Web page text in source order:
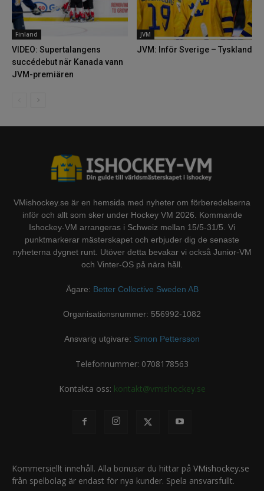
Finland
VIDEO: Supertalangens
succédebut när Kanada vann
JVM-premiären
JVM
JVM: Inför Sverige – Tyskland
VMishockey.se är en hemsida med nyheter om förberedelserna
inför och allt som sker under Hockey VM 2026. Kommande
Ishockey-VM arrangeras i Schweiz mellan 15/5-31/5. Vi
punktmarkerar mästerskapet och erbjuder dig de senaste
nyheterna dygnet runt. Utöver detta bevakar vi också Junior-VM
och Vinter-OS på nära håll.
Ägare: Better Collective Sweden AB
Organisationsnummer: 556992-1082
Ansvarig utgivare: Simon Pettersson
Telefonnummer: 0708178563
Kontakta oss: kontakt@vmishockey.se
Kommersiellt innehåll. Alla bonusar du hittar på VMishockey.se
från spelbolag är endast för nya kunder. Spela ansvarsfullt.